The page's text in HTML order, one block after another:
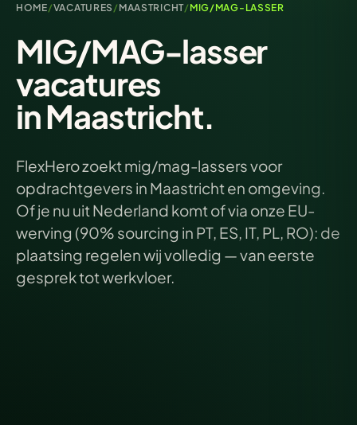
HOME/VACATURES / MAASTRICHT/ MIG/MAG-LASSER
MIG/MAG-lasser
vacatures
in Maastricht.
FlexHero zoekt mig/mag-lassers voor
opdrachtgevers in Maastricht en omgeving.
Of je nu uit Nederland komt of via onze EU-
werving (90% sourcing in PT, ES, IT, PL, RO): de
plaatsing regelen wij volledig — van eerste
gesprek tot werkvloer.